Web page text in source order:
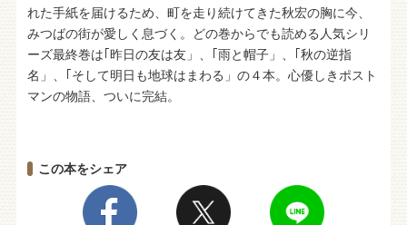
れた手紙を届けるため、町を走り続けてきた秋宏の胸に今、
みつばの街が愛しく息づく。どの巻からでも読める人気シリ
ーズ最終巻は｢昨日の友は友」、｢雨と帽子」、｢秋の逆指
名」、｢そして明日も地球はまわる」の４本。心優しきポスト
マンの物語、ついに完結。
この本をシェア